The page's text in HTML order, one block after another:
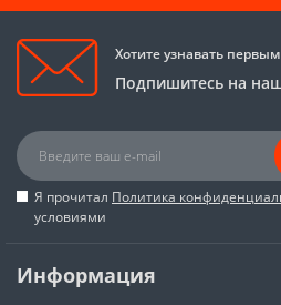
Хотите узнавать
Подпишитесь на
Я прочитал Политика
условиями
Информация